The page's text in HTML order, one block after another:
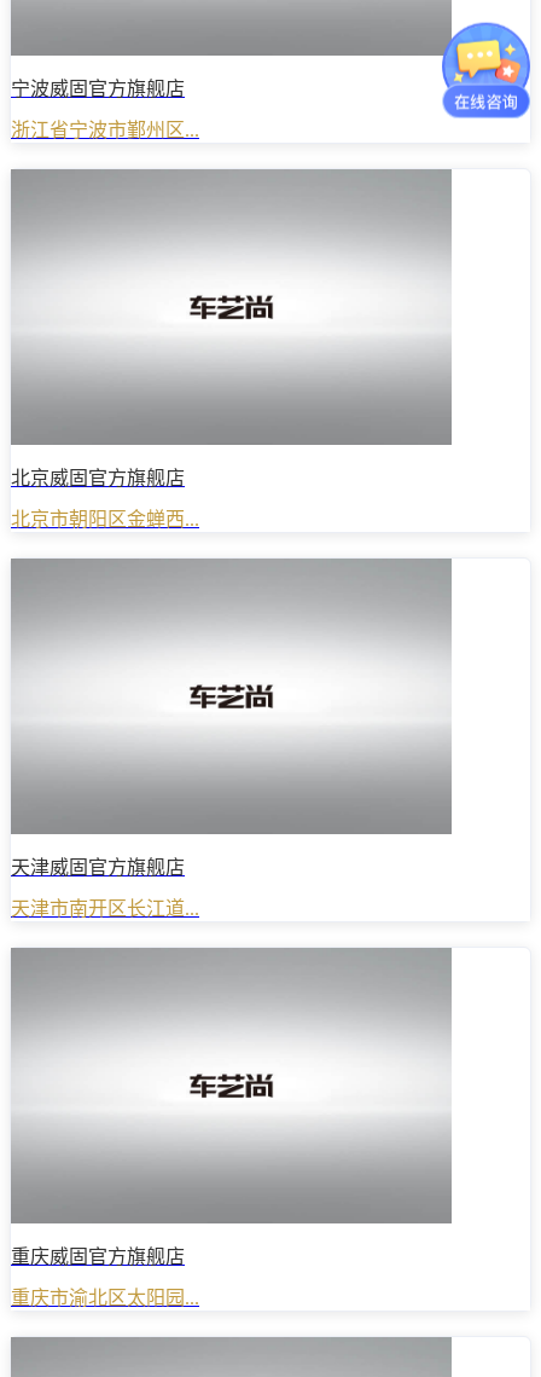
宁波威固官方旗舰店
浙江省宁波市鄞州区...
北京威固官方旗舰店
北京市朝阳区金蝉西...
天津威固官方旗舰店
天津市南开区长江道...
重庆威固官方旗舰店
重庆市渝北区太阳园...